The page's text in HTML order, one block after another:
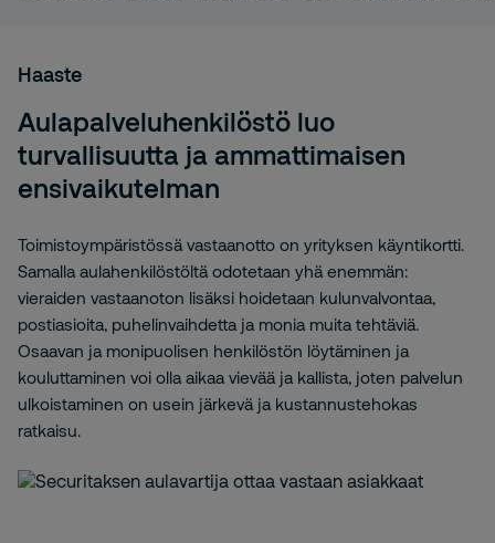
Haaste
Aulapalveluhenkilöstö luo
turvallisuutta ja ammattimaisen
ensivaikutelman
Toimistoympäristössä vastaanotto on yrityksen käyntikortti.
Samalla aulahenkilöstöltä odotetaan yhä enemmän:
vieraiden vastaanoton lisäksi hoidetaan kulunvalvontaa,
postiasioita, puhelinvaihdetta ja monia muita tehtäviä.
Osaavan ja monipuolisen henkilöstön löytäminen ja
kouluttaminen voi olla aikaa vievää ja kallista, joten palvelun
ulkoistaminen on usein järkevä ja kustannustehokas
ratkaisu.